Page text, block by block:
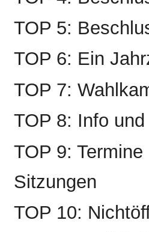
TOP 5:
TOP 6: Ein
TOP 7:
TOP 8: Info
TOP 9:
Sitzungen
TOP 10: